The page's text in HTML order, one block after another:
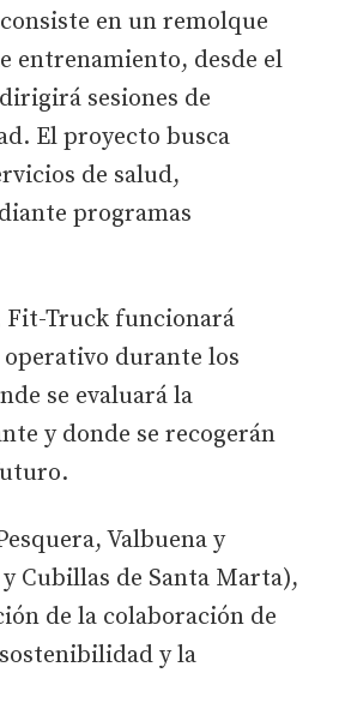
en un remolque
entrenamiento, desde el
sesiones de
El proyecto busca
de salud,
programas
Fit-Truck funcionará
durante los
se evaluará la
y donde se recogerán
Valbuena y
Cubillas de Santa Marta),
de la colaboración de
y la